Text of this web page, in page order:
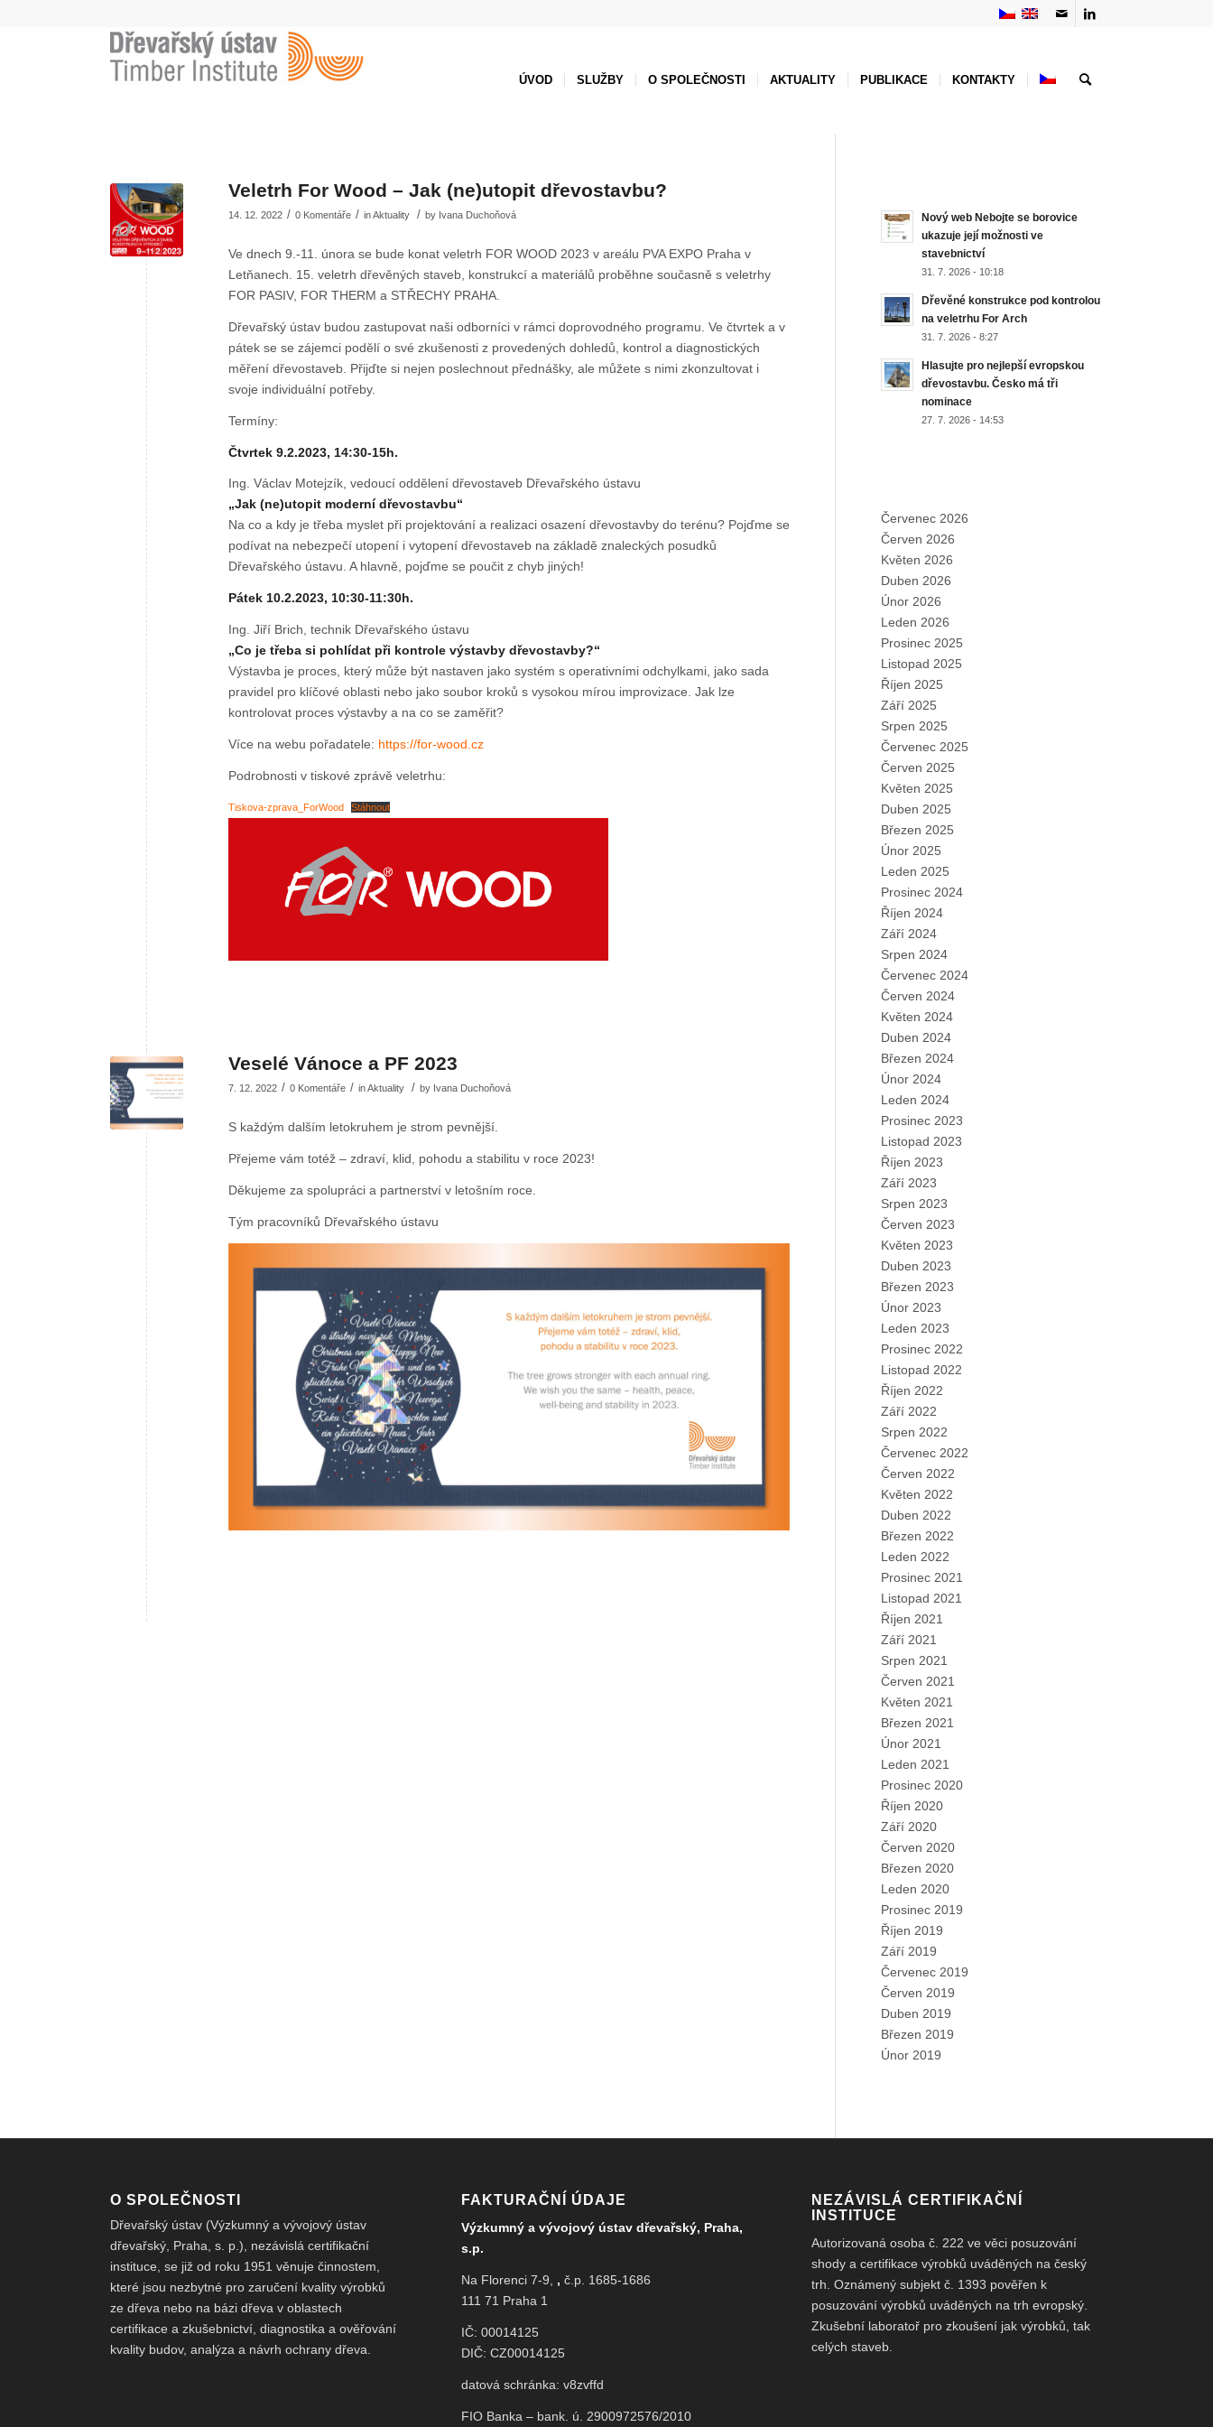
ÚVOD SLUŽBY O SPOLEČNOSTI AKTUALITY PUBLIKACE KONTAKTY
Veletrh For Wood – Jak (ne)utopit dřevostavbu?
14. 12. 2022 / 0 Komentáře / inAktuality / by Ivana Duchoňová
Ve dnech 9.-11. února se bude konat veletrh FOR WOOD 2023 v areálu PVA EXPO Praha v
Letňanech. 15. veletrh dřevěných staveb, konstrukcí a materiálů proběhne současně s veletrhy
FOR PASIV, FOR THERM a STŘECHY PRAHA.
Dřevařský ústav budou zastupovat naši odborníci v rámci doprovodného programu. Ve čtvrtek a v
pátek se se zájemci podělí o své zkušenosti z provedených dohledů, kontrol a diagnostických
měření dřevostaveb. Přijďte si nejen poslechnout přednášky, ale můžete s nimi zkonzultovat i
svoje individuální potřeby.
Termíny:
Čtvrtek 9.2.2023, 14:30-15h.
Ing. Václav Motejzík, vedoucí oddělení dřevostaveb Dřevařského ústavu
„Jak (ne)utopit moderní dřevostavbu“
Na co a kdy je třeba myslet při projektování a realizaci osazení dřevostavby do terénu? Pojďme se
podívat na nebezpečí utopení i vytopení dřevostaveb na základě znaleckých posudků
Dřevařského ústavu. A hlavně, pojďme se poučit z chyb jiných!
Pátek 10.2.2023, 10:30-11:30h.
Ing. Jiří Brich, technik Dřevařského ústavu
„Co je třeba si pohlídat při kontrole výstavby dřevostavby?“
Výstavba je proces, který může být nastaven jako systém s operativními odchylkami, jako sada
pravidel pro klíčové oblasti nebo jako soubor kroků s vysokou mírou improvizace. Jak lze
kontrolovat proces výstavby a na co se zaměřit?
Více na webu pořadatele: https://for-wood.cz
Podrobnosti v tiskové zprávě veletrhu:
Tiskova-zprava_ForWood Stáhnout
Veselé Vánoce a PF 2023
7. 12. 2022 / 0 Komentáře / inAktuality / by Ivana Duchoňová
S každým dalším letokruhem je strom pevnější.
Přejeme vám totéž – zdraví, klid, pohodu a stabilitu v roce 2023!
Děkujeme za spolupráci a partnerství v letošním roce.
Tým pracovníků Dřevařského ústavu
Nový web Nebojte se borovice
ukazuje její možnosti ve
stavebnictví
31. 7. 2026 - 10:18
Dřevěné konstrukce pod kontrolou
na veletrhu For Arch
31. 7. 2026 - 8:27
Hlasujte pro nejlepší evropskou
dřevostavbu. Česko má tři
nominace
27. 7. 2026 - 14:53
Červenec 2026
Červen 2026
Květen 2026
Duben 2026
Únor 2026
Leden 2026
Prosinec 2025
Listopad 2025
Říjen 2025
Září 2025
Srpen 2025
Červenec 2025
Červen 2025
Květen 2025
Duben 2025
Březen 2025
Únor 2025
Leden 2025
Prosinec 2024
Říjen 2024
Září 2024
Srpen 2024
Červenec 2024
Červen 2024
Květen 2024
Duben 2024
Březen 2024
Únor 2024
Leden 2024
Prosinec 2023
Listopad 2023
Říjen 2023
Září 2023
Srpen 2023
Červen 2023
Květen 2023
Duben 2023
Březen 2023
Únor 2023
Leden 2023
Prosinec 2022
Listopad 2022
Říjen 2022
Září 2022
Srpen 2022
Červenec 2022
Červen 2022
Květen 2022
Duben 2022
Březen 2022
Leden 2022
Prosinec 2021
Listopad 2021
Říjen 2021
Září 2021
Srpen 2021
Červen 2021
Květen 2021
Březen 2021
Únor 2021
Leden 2021
Prosinec 2020
Říjen 2020
Září 2020
Červen 2020
Březen 2020
Leden 2020
Prosinec 2019
Říjen 2019
Září 2019
Červenec 2019
Červen 2019
Duben 2019
Březen 2019
Únor 2019
O SPOLEČNOSTI
Dřevařský ústav (Výzkumný a vývojový ústav
dřevařský, Praha, s. p.), nezávislá certifikační
instituce, se již od roku 1951 věnuje činnostem,
které jsou nezbytné pro zaručení kvality výrobků
ze dřeva nebo na bázi dřeva v oblastech
certifikace a zkušebnictví, diagnostika a ověřování
kvality budov, analýza a návrh ochrany dřeva.
FAKTURAČNÍ ÚDAJE
Výzkumný a vývojový ústav dřevařský, Praha,
s.p.
Na Florenci 7-9, , č.p. 1685-1686
111 71 Praha 1
IČ: 00014125
DIČ: CZ00014125
datová schránka: v8zvffd
FIO Banka – bank. ú. 2900972576/2010
NEZÁVISLÁ CERTIFIKAČNÍ
INSTITUCE
Autorizovaná osoba č. 222 ve věci posuzování
shody a certifikace výrobků uváděných na český
trh. Oznámený subjekt č. 1393 pověřen k
posuzování výrobků uváděných na trh evropský.
Zkušební laboratoř pro zkoušení jak výrobků, tak
celých staveb.